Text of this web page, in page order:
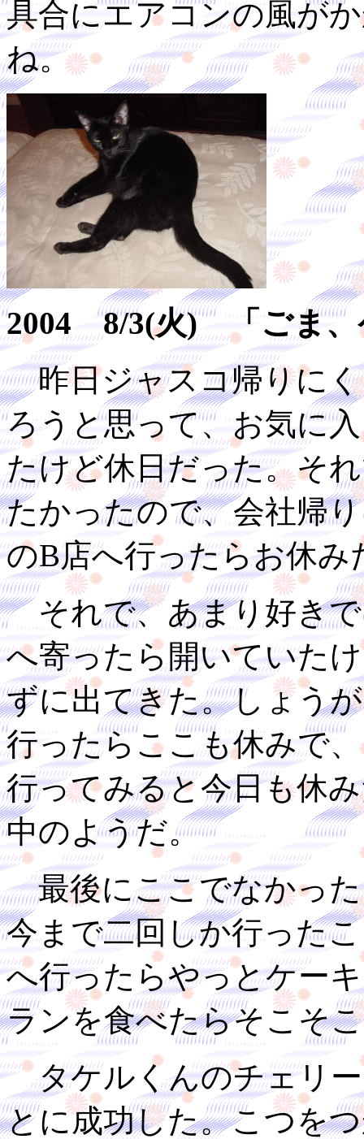
具合にエアコンの風が
ね。
2004 8/3(火) 「ごま、
昨日ジャスコ帰りにく
ろうと思って、お気に
たけど休日だった。そ
たかったので、会社帰
のB店へ行ったらお休み
それで、あまり好きで
へ寄ったら開いていた
ずに出てきた。しょう
行ったらここも休みで
行ってみると今日も休
中のようだ。
最後にここでなかった
今まで二回しか行った
へ行ったらやっとケー
ランを食べたらそこそ
タケルくんのチェリー
とに成功した。こつを